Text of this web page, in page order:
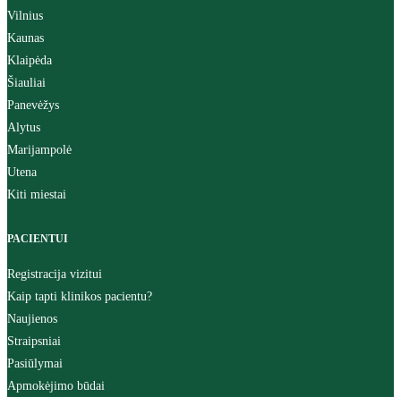
Vilnius
Kaunas
Klaipėda
Šiauliai
Panevėžys
Alytus
Marijampolė
Utena
Kiti miestai
PACIENTUI
Registracija vizitui
Kaip tapti klinikos pacientu?
Naujienos
Straipsniai
Pasiūlymai
Apmokėjimo būdai